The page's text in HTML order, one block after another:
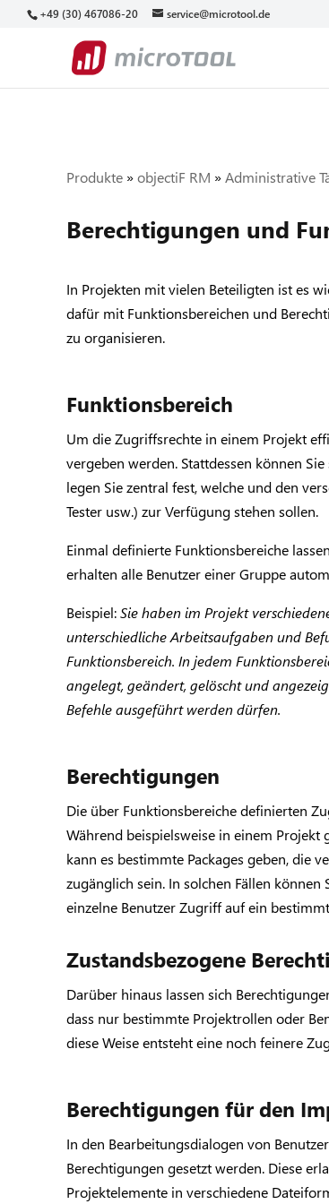
+49 (30) 467086-20 service@microtool.de
Produkte»objectiF RM »Administrative
Berechtigungen und
In Projekten mit vielen Beteiligten ist es
dafür mit Funktionsbereichen und
zu organisieren.
Funktionsbereich
Um die Zugriffsrechte in einem Projekt
vergeben werden. Stattdessen können
legen Sie zentral fest, welche und den
Tester usw.) zur Verfügung stehen sollen.
Einmal definierte Funktionsbereiche
erhalten alle Benutzer einer Gruppe
Beispiel:Sie haben im Projekt
unterschiedliche Arbeitsaufgaben und
Funktionsbereich. In jedem
angelegt, geändert, gelöscht und
Befehle ausgeführt werden dürfen.
Berechtigungen
Die über Funktionsbereiche definierten
Während beispielsweise in einem Projekt
kann es bestimmte Packages geben, die
zugänglich sein. In solchen Fällen
einzelne Benutzer Zugriff auf ein
Zustandsbezogene
Darüber hinaus lassen sich
dass nur bestimmte Projektrollen oder
diese Weise entsteht eine noch feinere
Berechtigungen für den
In den Bearbeitungsdialogen von
Berechtigungen gesetzt werden. Diese
Projektelemente in verschiedene